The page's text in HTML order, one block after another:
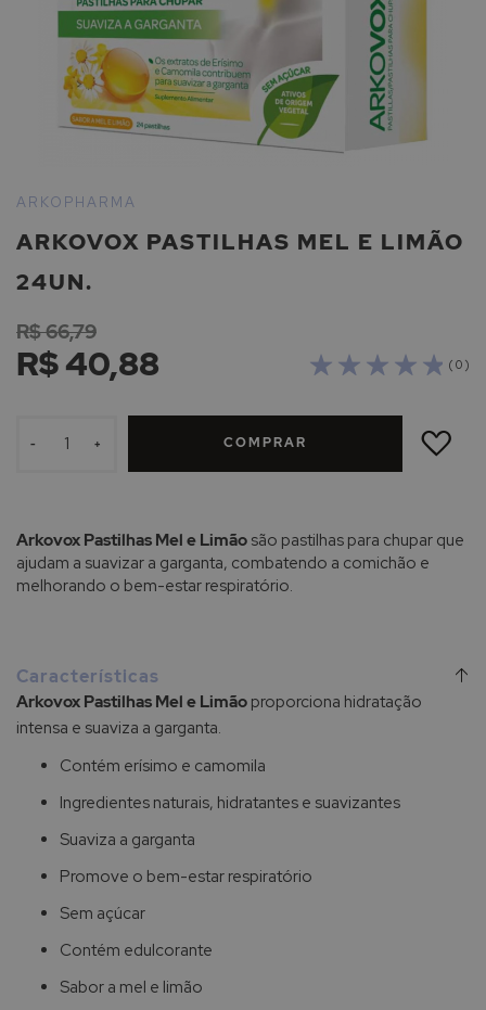
para
início
Galeria
imagens
ARKOVOX PASTILHAS MEL E LIMÃO
24UN.
ARKOPHARMA
( 0 )
R$ 40,88
R$ 66,79
- + COMPRAR
ADICIONAR
LISTA
Arkovox Pastilhas Mel e Limão são pastilhas para chupar que
ajudam a suavizar a garganta, combatendo a comichão e
melhorando o bem-estar respiratório.
Características
Arkovox Pastilhas Mel e Limão proporciona hidratação
intensa e suaviza a garganta.
Contém erísimo e camomila
Ingredientes naturais, hidratantes e suavizantes
Suaviza a garganta
Promove o bem-estar respiratório
Sem açúcar
Contém edulcorante
Sabor a mel e limão